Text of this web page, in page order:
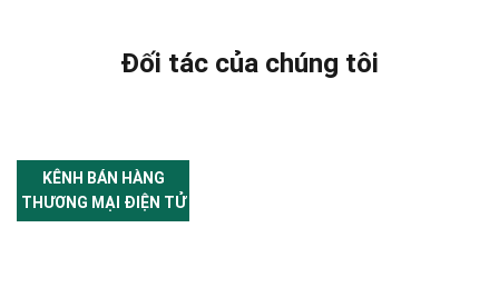
Đối tác của chúng tôi
KÊNH BÁN HÀNG
THƯƠNG MẠI ĐIỆN TỬ